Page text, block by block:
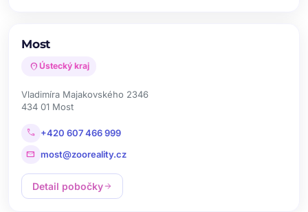
Most
location_on Ústecký kraj
Vladimíra Majakovského 2346
434 01 Most
call +420 607 466 999
mail most@zooreality.cz
Detail pobočkyarrow_forward